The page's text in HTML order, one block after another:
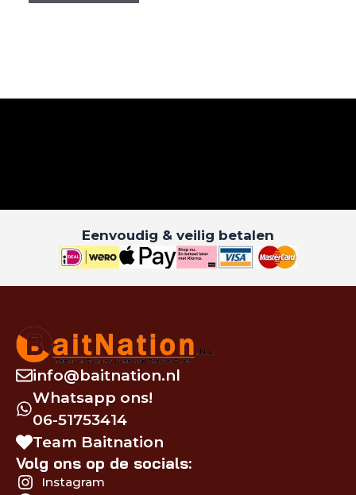
Eenvoudig & veilig betalen
info@baitnation.nl
Whatsapp ons!
06-51753414
Team Baitnation
Volg ons op de socials:
Instagram